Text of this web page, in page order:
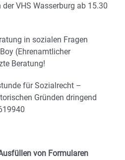
VHS Wasserburg ab 15.30
in sozialen Fragen
(Ehrenamtlicher
Beratung!
für Sozialrecht –
Gründen dringend
von Formularen